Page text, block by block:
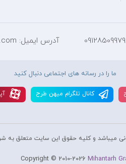
آدرس ایمیل: mihantarh@yahoo.com
ما را در رسانه های اجتماعی دنبال کنید
کانال تلگرام ميهن طرح
میباشد و کليه حقوق اين سايت متعلق
Copyright © 2010-2026 Mihantarh